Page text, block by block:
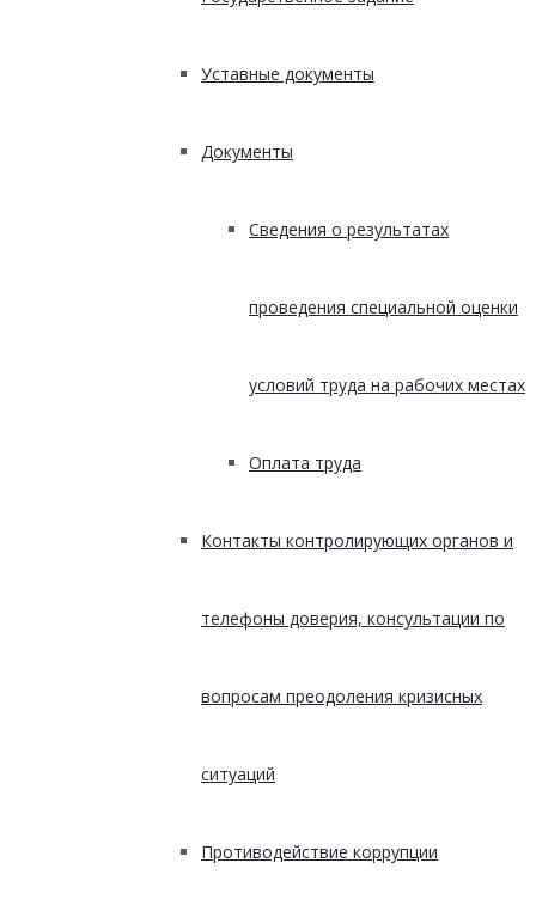
Уставные документы
Документы
Сведения о результатах
проведения специальной оценки
условий труда на рабочих местах
Оплата труда
Контакты контролирующих органов и
телефоны доверия, консультации по
вопросам преодоления кризисных
ситуаций
Противодействие коррупции